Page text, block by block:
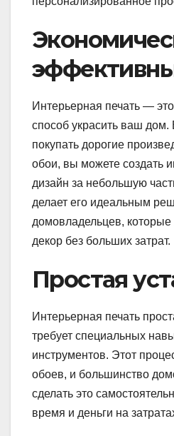
Интерьерная печать —
способ украсить ваш дом.
покупать дорогие
обои, вы можете создать
дизайн за небольшую
делает его идеальным
домовладельцев, которые
декор без больших затрат.
Простая
Интерьерная печать
требует специальных
инструментов. Этот
обоев, и большинство
сделать это
время и деньги на